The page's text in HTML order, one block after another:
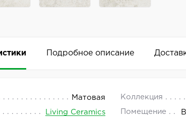
Подробное описание
Матовая Коллекция
Living Ceramics Помещение
представляет керамогранит с